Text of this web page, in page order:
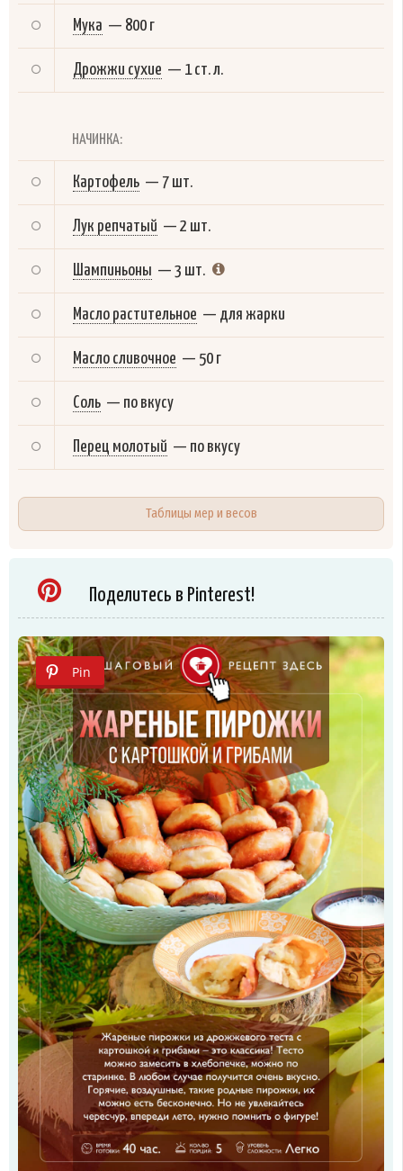
Мука — 800 г
Дрожжи сухие — 1 ст. л.
НАЧИНКА:
Картофель — 7 шт.
Лук репчатый — 2 шт.
Шампиньоны — 3 шт.
Масло растительное — для жарки
Масло сливочное — 50 г
Соль — по вкусу
Перец молотый — по вкусу
Таблицы мер и весов
Поделитесь в Pinterest!
Pin